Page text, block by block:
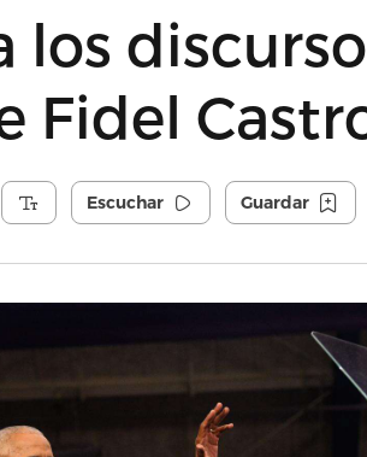
los
Fidel
Escuchar Guardar